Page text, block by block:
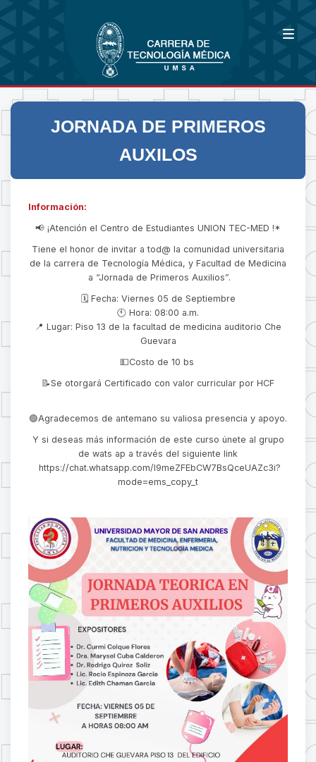
JORNADA DE PRIMEROS
AUXILOS
Información:
📢 ¡Atención el Centro de Estudiantes UNION TEC-MED !*
Tiene el honor de invitar a tod@ la comunidad universitaria
de la carrera de Tecnología Médica, y Facultad de Medicina
a “Jornada de Primeros Auxilios”.
🗓 Fecha: Viernes 05 de Septiembre
🕚 Hora: 08:00 a.m.
📍 Lugar: Piso 13 de la facultad de medicina auditorio Che
Guevara
💵Costo de 10 bs
📝Se otorgará Certificado con valor curricular por HCF
🟢Agradecemos de antemano su valiosa presencia y apoyo.
Y si deseas más información de este curso únete al grupo
de wats ap a través del siguiente link
https://chat.whatsapp.com/I9meZFEbCW7BsQceUAZc3i?
mode=ems_copy_t